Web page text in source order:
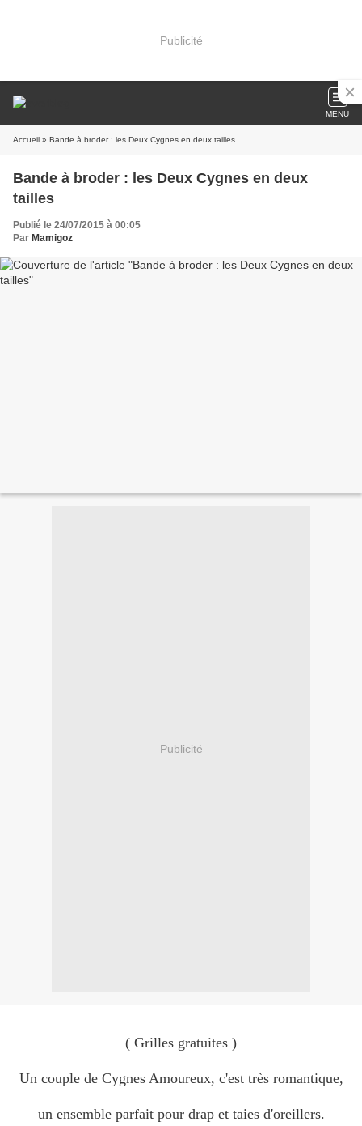
Publicité
MENU
Accueil » Bande à broder : les Deux Cygnes en deux tailles
Bande à broder : les Deux Cygnes en deux
tailles
Publié le 24/07/2015 à 00:05
Par Mamigoz
Publicité
( Grilles gratuites )
Un couple de Cygnes Amoureux, c'est très romantique,
un ensemble parfait pour drap et taies d'oreillers.